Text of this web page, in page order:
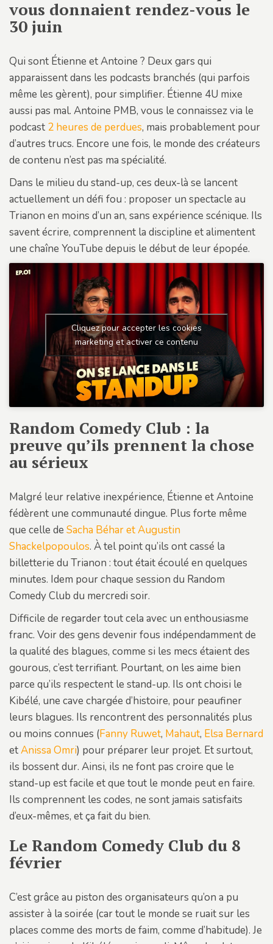
vous donnaient rendez-vous le
30 juin
Qui sont Étienne et Antoine ? Deux gars qui
apparaissent dans les podcasts branchés (qui parfois
même les gèrent), pour simplifier. Étienne 4U mixe
aussi pas mal. Antoine PMB, vous le connaissez via le
podcast 2 heures de perdues, mais probablement pour
d’autres trucs. Encore une fois, le monde des créateurs
de contenu n’est pas ma spécialité.
Dans le milieu du stand-up, ces deux-là se lancent
actuellement un défi fou : proposer un spectacle au
Trianon en moins d’un an, sans expérience scénique. Ils
savent écrire, comprennent la discipline et alimentent
une chaîne YouTube depuis le début de leur épopée.
Cliquez pour accepter les cookies
marketing et activer ce contenu
Random Comedy Club : la
preuve qu’ils prennent la chose
au sérieux
Malgré leur relative inexpérience, Étienne et Antoine
fédèrent une communauté dingue. Plus forte même
que celle de Sacha Béhar et Augustin
Shackelpopoulos. À tel point qu’ils ont cassé la
billetterie du Trianon : tout était écoulé en quelques
minutes. Idem pour chaque session du Random
Comedy Club du mercredi soir.
Difficile de regarder tout cela avec un enthousiasme
franc. Voir des gens devenir fous indépendamment de
la qualité des blagues, comme si les mecs étaient des
gourous, c’est terrifiant. Pourtant, on les aime bien
parce qu’ils respectent le stand-up. Ils ont choisi le
Kibélé, une cave chargée d’histoire, pour peaufiner
leurs blagues. Ils rencontrent des personnalités plus
ou moins connues (Fanny Ruwet, Mahaut, Elsa Bernard
etAnissa Omri) pour préparer leur projet. Et surtout,
ils bossent dur. Ainsi, ils ne font pas croire que le
stand-up est facile et que tout le monde peut en faire.
Ils comprennent les codes, ne sont jamais satisfaits
d’eux-mêmes, et ça fait du bien.
Le Random Comedy Club du 8
février
C’est grâce au piston des organisateurs qu’on a pu
assister à la soirée (car tout le monde se ruait sur les
places comme des morts de faim, comme d’habitude). Je